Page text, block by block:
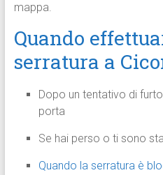
mappa.
Quando
serratura a
Dopo un tentativo di
porta
Se hai perso o ti sono
Quando la serratura è